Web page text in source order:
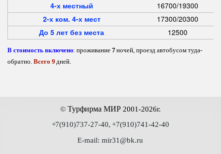
4-х местный
16700/19300
2-х ком. 4-х мест
17300/20300
До 5 лет без места
12500
В стоимость включено: проживание 7 ночей, проезд автобусом туда-
обратно. Всего 9 дней.
© Турфирма МИР 2001-2026г.
+7(910)737-27-40, +7(910)741-42-40
E-mail: mir31@bk.ru